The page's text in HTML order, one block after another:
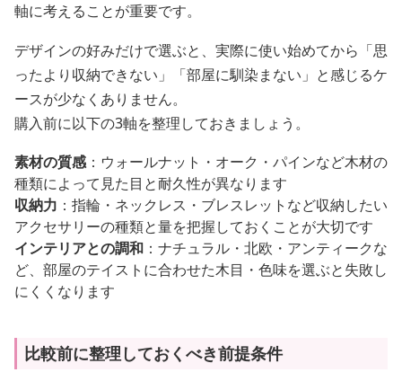
軸に考えることが重要です。
デザインの好みだけで選ぶと、実際に使い始めてから「思
ったより収納できない」「部屋に馴染まない」と感じるケ
ースが少なくありません。
購入前に以下の3軸を整理しておきましょう。
素材の質感：ウォールナット・オーク・パインなど木材の
種類によって見た目と耐久性が異なります
収納力 ：指輪・ネックレス・ブレスレットなど収納したい
アクセサリーの種類と量を把握しておくことが大切です
インテリアとの調和 ：ナチュラル・北欧・アンティークな
ど、部屋のテイストに合わせた木目・色味を選ぶと失敗し
にくくなります
比較前に整理しておくべき前提条件